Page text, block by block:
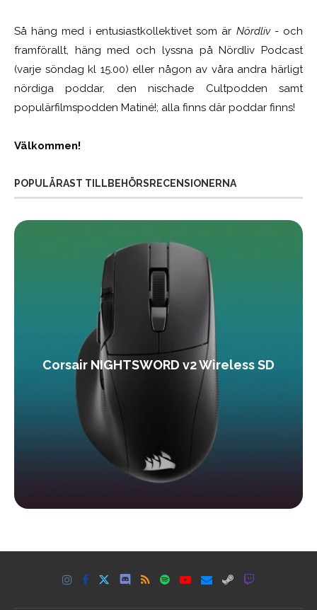
Så häng med i entusiastkollektivet som är Nördliv- och
framförallt, häng med och lyssna på Nördliv Podcast
(varje söndag kl 15.00) eller någon av våra andra härligt
nördiga poddar, den nischade Cultpodden samt
populärfilmspodden Matiné!; alla finns där poddar finns!
Välkommen!
POPULÄRAST TILLBEHÖRSRECENSIONERNA
Corsair NIGHTSWORD v2 Wireless SD